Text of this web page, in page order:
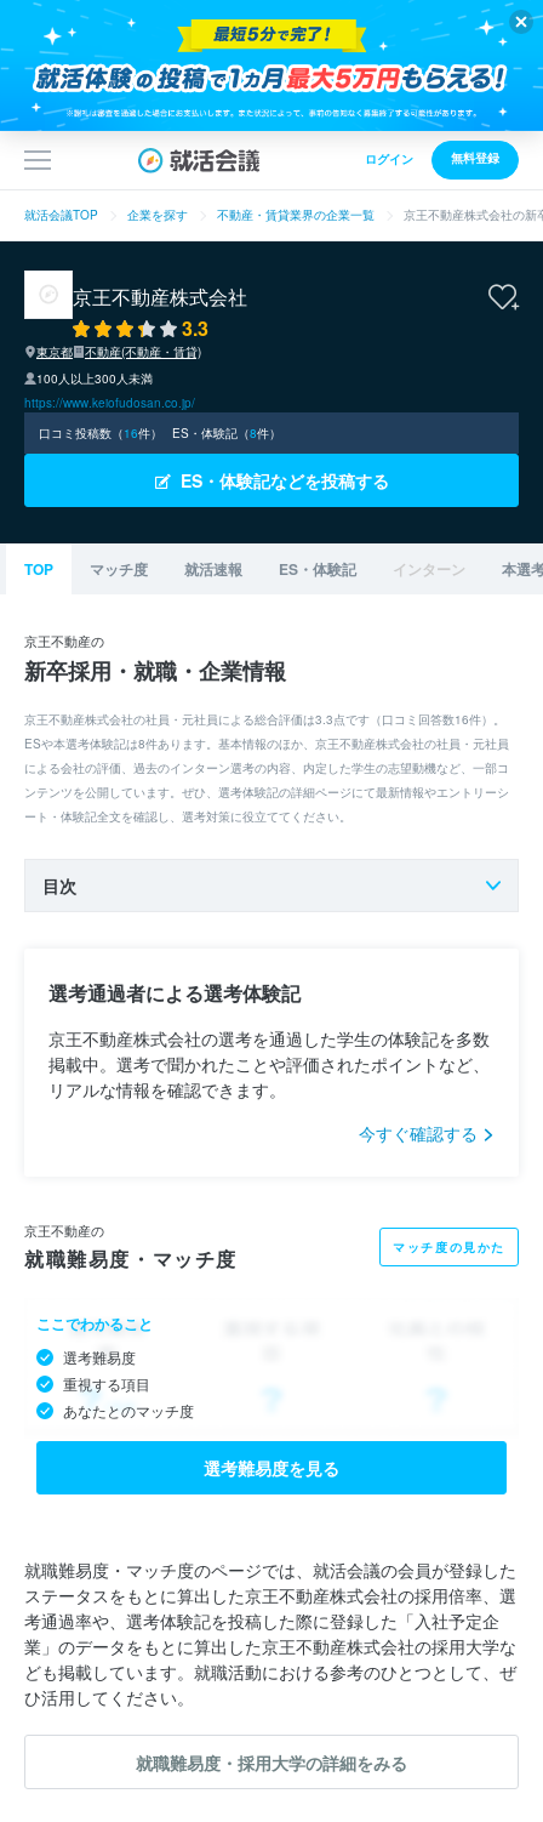
ログイン 無料登録
就活会議TOP 企業を探す 不動産・賃貸業界の企業一覧 京王不動産株式会社の新
京王不動産株式会社
3.3
東京都
不動産(不動産・賃貸)
100人以上300人未満
https://www.keiofudosan.co.jp/
口コミ投稿数（16件） ES・体験記（8件）
ES・体験記などを投稿する
TOP マッチ度 就活速報 ES・体験記 インターン 本選
京王不動産の
新卒採用・就職・企業情報
京王不動産株式会社の社員・元社員による総合評価は3.3点です（口コミ回答数16件）。
ESや本選考体験記は8件あります。基本情報のほか、京王不動産株式会社の社員・元社員
による会社の評価、過去のインターン選考の内容、内定した学生の志望動機など、一部コ
ンテンツを公開しています。ぜひ、選考体験記の詳細ページにて最新情報やエントリーシ
ート・体験記全文を確認し、選考対策に役立ててください。
目次
選考通過者による選考体験記
京王不動産株式会社の選考を通過した学生の体験記を多数
掲載中。選考で聞かれたことや評価されたポイントなど、
リアルな情報を確認できます。
今すぐ確認する
京王不動産の
就職難易度・マッチ度 マッチ度の見かた
ここでわかること
選考難易度
重視する項目
あなたとのマッチ度
選考難易度を見る
就職難易度・マッチ度のページでは、就活会議の会員が登録した
ステータスをもとに算出した京王不動産株式会社の採用倍率、選
考通過率や、選考体験記を投稿した際に登録した「入社予定企
業」のデータをもとに算出した京王不動産株式会社の採用大学な
ども掲載しています。就職活動における参考のひとつとして、ぜ
ひ活用してください。
就職難易度・採用大学の詳細をみる